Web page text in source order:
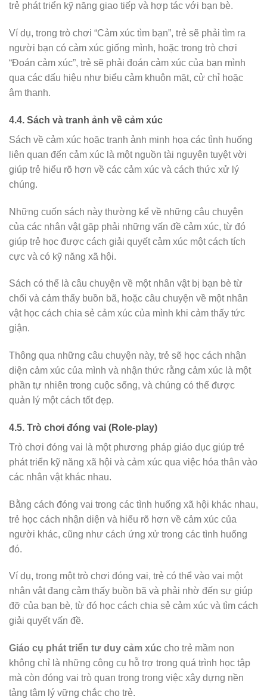
trẻ phát triển kỹ năng giao tiếp và hợp tác với bạn bè.
Ví dụ, trong trò chơi “Cảm xúc tìm bạn”, trẻ sẽ phải tìm ra
người bạn có cảm xúc giống mình, hoặc trong trò chơi
“Đoán cảm xúc”, trẻ sẽ phải đoán cảm xúc của bạn mình
qua các dấu hiệu như biểu cảm khuôn mặt, cử chỉ hoặc
âm thanh.
4.4. Sách và tranh ảnh về cảm xúc
Sách về cảm xúc hoặc tranh ảnh minh họa các tình huống
liên quan đến cảm xúc là một nguồn tài nguyên tuyệt vời
giúp trẻ hiểu rõ hơn về các cảm xúc và cách thức xử lý
chúng.
Những cuốn sách này thường kể về những câu chuyện
của các nhân vật gặp phải những vấn đề cảm xúc, từ đó
giúp trẻ học được cách giải quyết cảm xúc một cách tích
cực và có kỹ năng xã hội.
Sách có thể là câu chuyện về một nhân vật bị bạn bè từ
chối và cảm thấy buồn bã, hoặc câu chuyện về một nhân
vật học cách chia sẻ cảm xúc của mình khi cảm thấy tức
giận.
Thông qua những câu chuyện này, trẻ sẽ học cách nhận
diện cảm xúc của mình và nhận thức rằng cảm xúc là một
phần tự nhiên trong cuộc sống, và chúng có thể được
quản lý một cách tốt đẹp.
4.5. Trò chơi đóng vai (Role-play)
Trò chơi đóng vai là một phương pháp giáo dục giúp trẻ
phát triển kỹ năng xã hội và cảm xúc qua việc hóa thân vào
các nhân vật khác nhau.
Bằng cách đóng vai trong các tình huống xã hội khác nhau,
trẻ học cách nhận diện và hiểu rõ hơn về cảm xúc của
người khác, cũng như cách ứng xử trong các tình huống
đó.
Ví dụ, trong một trò chơi đóng vai, trẻ có thể vào vai một
nhân vật đang cảm thấy buồn bã và phải nhờ đến sự giúp
đỡ của bạn bè, từ đó học cách chia sẻ cảm xúc và tìm cách
giải quyết vấn đề.
Giáo cụ phát triển tư duy cảm xúc cho trẻ mầm non
không chỉ là những công cụ hỗ trợ trong quá trình học tập
mà còn đóng vai trò quan trọng trong việc xây dựng nền
tảng tâm lý vững chắc cho trẻ.